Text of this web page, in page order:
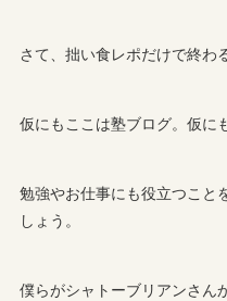
さて、拙い食レポだけで終わ
仮にもここは塾ブログ。仮に
勉強やお仕事にも役立つこと
しょう。
僕らがシャトーブリアンさん